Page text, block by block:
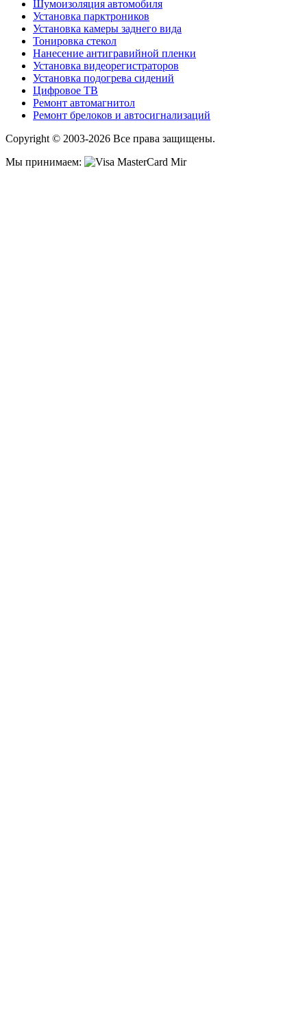
Шумоизоляция автомобиля
Установка парктроников
Установка камеры заднего вида
Тонировка стекол
Нанесение антигравийной пленки
Установка видеорегистраторов
Установка подогрева сидений
Цифровое ТВ
Ремонт автомагнитол
Ремонт брелоков и автосигнализаций
Copyright © 2003-2026 Все права защищены.
Мы принимаем: